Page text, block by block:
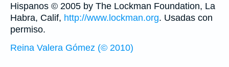
Hispanos © 2005 by The Lockman Foundation, La
Habra, Calif, http://www.lockman.org. Usadas con
permiso.
Reina Valera Gómez (© 2010)